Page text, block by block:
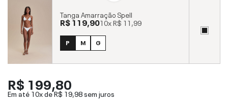
Tanga Amarração Spell
R$ 119,9010xR$ 11,99
P M G
R$ 199,80
Em até 10x deR$ 19,98sem juros